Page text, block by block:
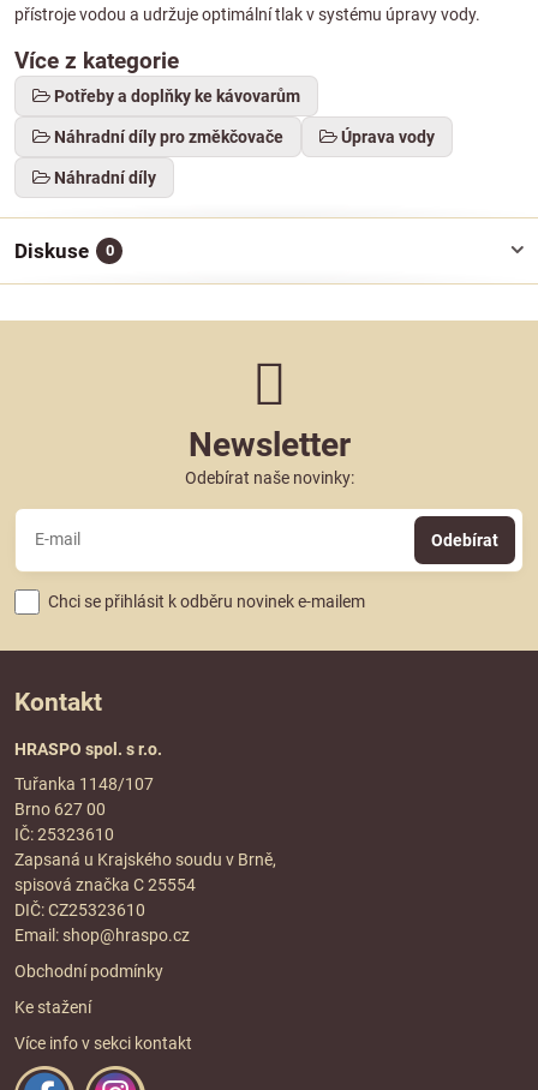
přístroje vodou a udržuje optimální tlak v systému úpravy vody.
Více z kategorie
Potřeby a doplňky ke kávovarům
Náhradní díly pro změkčovače Úprava vody
Náhradní díly
Diskuse 0
Newsletter
Odebírat naše novinky:
Odebírat
Chci se přihlásit k odběru novinek e-mailem
Kontakt
HRASPO spol. s r.o.
Tuřanka 1148/107
Brno 627 00
IČ: 25323610
Zapsaná u Krajského soudu v Brně,
spisová značka C 25554
DIČ: CZ25323610
Email: shop@hraspo.cz
Obchodní podmínky
Ke stažení
Více info v sekci kontakt